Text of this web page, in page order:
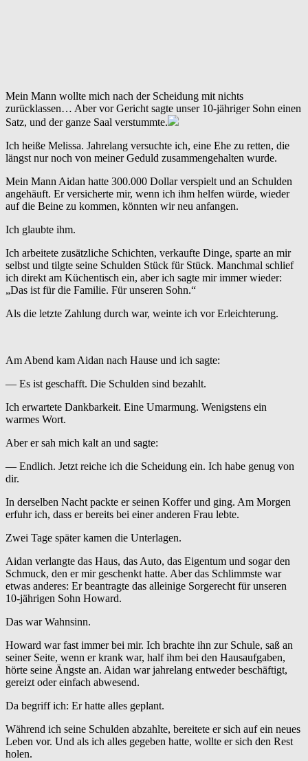
Mein Mann wollte mich nach der Scheidung mit nichts
zurücklassen… Aber vor Gericht sagte unser 10-jähriger Sohn einen
Satz, und der ganze Saal verstummte.
Ich heiße Melissa. Jahrelang versuchte ich, eine Ehe zu retten, die
längst nur noch von meiner Geduld zusammengehalten wurde.
Mein Mann Aidan hatte 300.000 Dollar verspielt und an Schulden
angehäuft. Er versicherte mir, wenn ich ihm helfen würde, wieder
auf die Beine zu kommen, könnten wir neu anfangen.
Ich glaubte ihm.
Ich arbeitete zusätzliche Schichten, verkaufte Dinge, sparte an mir
selbst und tilgte seine Schulden Stück für Stück. Manchmal schlief
ich direkt am Küchentisch ein, aber ich sagte mir immer wieder:
„Das ist für die Familie. Für unseren Sohn.“
Als die letzte Zahlung durch war, weinte ich vor Erleichterung.
Am Abend kam Aidan nach Hause und ich sagte:
— Es ist geschafft. Die Schulden sind bezahlt.
Ich erwartete Dankbarkeit. Eine Umarmung. Wenigstens ein
warmes Wort.
Aber er sah mich kalt an und sagte:
— Endlich. Jetzt reiche ich die Scheidung ein. Ich habe genug von
dir.
In derselben Nacht packte er seinen Koffer und ging. Am Morgen
erfuhr ich, dass er bereits bei einer anderen Frau lebte.
Zwei Tage später kamen die Unterlagen.
Aidan verlangte das Haus, das Auto, das Eigentum und sogar den
Schmuck, den er mir geschenkt hatte. Aber das Schlimmste war
etwas anderes: Er beantragte das alleinige Sorgerecht für unseren
10-jährigen Sohn Howard.
Das war Wahnsinn.
Howard war fast immer bei mir. Ich brachte ihn zur Schule, saß an
seiner Seite, wenn er krank war, half ihm bei den Hausaufgaben,
hörte seine Ängste an. Aidan war jahrelang entweder beschäftigt,
gereizt oder einfach abwesend.
Da begriff ich: Er hatte alles geplant.
Während ich seine Schulden abzahlte, bereitete er sich auf ein neues
Leben vor. Und als ich alles gegeben hatte, wollte er sich den Rest
holen.